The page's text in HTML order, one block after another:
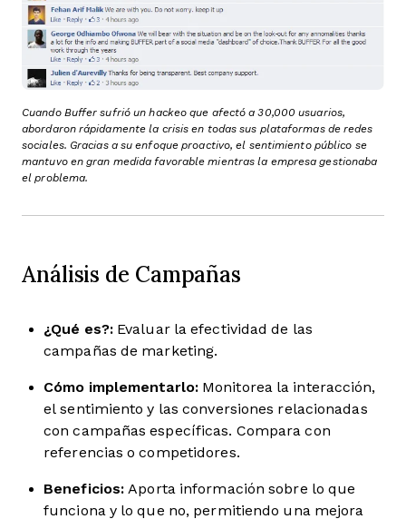
Cuando Buffer sufrió un hackeo que afectó a 30,000 usuarios,
abordaron rápidamente la crisis en todas sus plataformas de redes
sociales. Gracias a su enfoque proactivo, el sentimiento público se
mantuvo en gran medida favorable mientras la empresa gestionaba
el problema.
Análisis de Campañas
¿Qué es?:Evaluar la efectividad de las
campañas de marketing.
Cómo implementarlo:Monitorea la interacción,
el sentimiento y las conversiones relacionadas
con campañas específicas. Compara con
referencias o competidores.
Beneficios: Aporta información sobre lo que
funciona y lo que no, permitiendo una mejora